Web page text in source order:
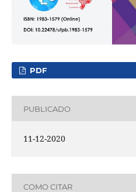
PDF
PUBLICADO
11-12-2020
COMO CITAR